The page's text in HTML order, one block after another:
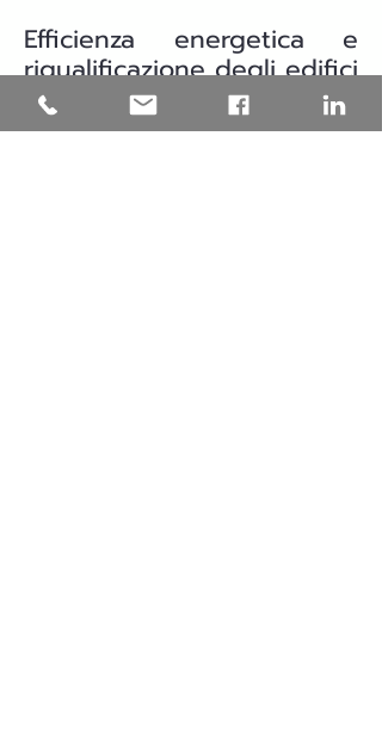
Efficienza energetica e
riqualificazione degli edifici
in Puglia
Una parte significativa del